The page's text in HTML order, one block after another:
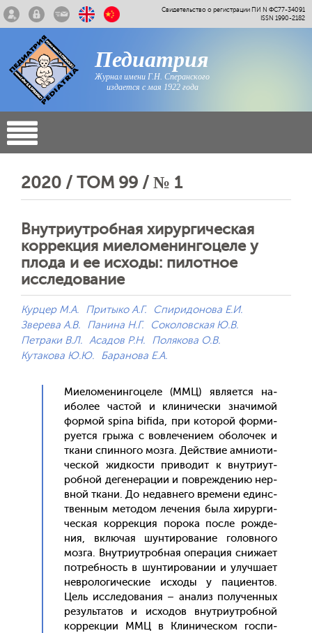
Свидетельство о регистрации ПИ N ФС77-34091
ISSN 1990-2182
Педиатрия
Журнал имени Г.Н. Сперанского
издается с мая 1922 года
2020 / ТОМ 99 / № 1
Внутриутробная хирургическая
коррекция миеломенингоцеле у
плода и ее исходы: пилотное
исследование
Курцер М.А. Притыко А.Г.
Спиридонова Е.И.
Зверева А.В.
Панина Н.Г.
Соколовская Ю.В.
Петраки В.Л. Асадов Р.Н.
Полякова О.В.
Кутакова Ю.Ю.
Баранова Е.А.
Ми­ело­менин­го­целе (ММЦ) яв­ля­ет­ся на­
ибо­лее час­той и кли­ничес­ки зна­чимой
фор­мой spina bifida, при ко­торой фор­ми­
ру­ет­ся гры­жа с вов­ле­чени­ем обо­лочек и
тка­ни спин­но­го моз­га. Дей­ствие ам­ни­оти­
чес­кой жид­кости при­водит к внут­ри­ут­
робной де­гене­рации и пов­режде­нию нер­
вной тка­ни. До не­дав­не­го вре­мени единс­
твен­ным ме­тодом ле­чения бы­ла хи­рур­ги­
чес­кая кор­рекция по­рока пос­ле рож­де­
ния, вклю­чая шун­ти­рова­ние го­лов­но­го
моз­га. Внут­ри­ут­робная опе­рация сни­жа­ет
пот­ребность в шун­ти­рова­нии и улуч­ша­ет
нев­ро­логи­чес­кие ис­хо­ды у па­ци­ен­тов.
Цель ис­сле­дова­ния – ана­лиз по­лучен­ных
ре­зуль­та­тов и ис­хо­дов внут­ри­ут­робной
кор­рекции ММЦ в Кли­ничес­ком гос­пи­